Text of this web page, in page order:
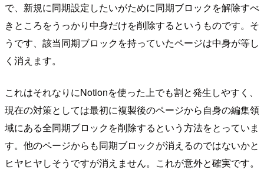
で、新規に同期設定したいがために同期ブロックを解除すべ
きところをうっかり中身だけを削除するというものです。そ
うです、該当同期ブロックを持っていたページは中身が等し
く消えます。
これはそれなりにNotionを使った上でも割と発生しやすく、
現在の対策としては最初に複製後のページから自身の編集領
域にある全同期ブロックを削除するという方法をとっていま
す。他のページからも同期ブロックが消えるのではないかと
ヒヤヒヤしそうですが消えません。これが意外と確実です。